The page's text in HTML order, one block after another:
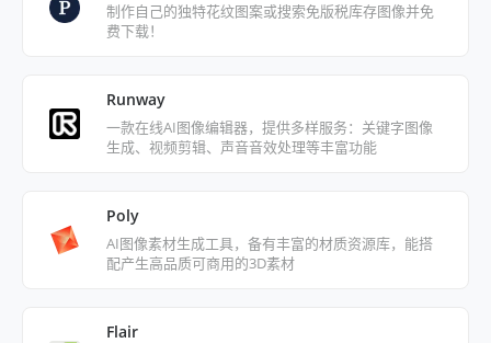
制作自己的独特花纹图案或搜索免版税库存图像并免
费下载！
Runway
一款在线AI图像编辑器，提供多样服务：关键字图像
生成、视频剪辑、声音音效处理等丰富功能
Poly
AI图像素材生成工具，备有丰富的材质资源库，能搭
配产生高品质可商用的3D素材
Flair